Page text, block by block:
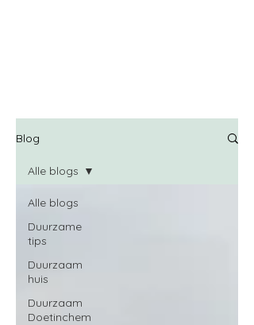
Blog
Alle blogs
Duurzame
tips
Duurzaam
huis
Duurzaam
Doetinchem
Alle blogs